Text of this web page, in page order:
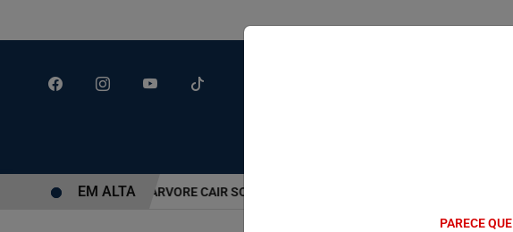
SEGUNDOS APÓS ÁRVORE CAIR SOBRE CARRO EM SANTOS JUSTIÇA ACEITA
EM ALTA
PARECE